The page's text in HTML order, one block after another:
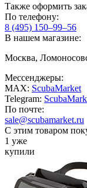
Также оформить
По телефону:
8 (495) 150–99–56
В нашем магазине:
Москва,
Мессенджеры:
MAX: ScubaMarket
Telegram:
По почте:
sale@scubamarket.ru
С этим товаром
1 уже
купили